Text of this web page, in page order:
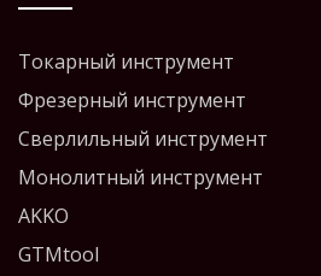
Токарный инструмент
Фрезерный инструмент
Сверлильный инструмент
Монолитный инструмент
AKKO
GTMtool